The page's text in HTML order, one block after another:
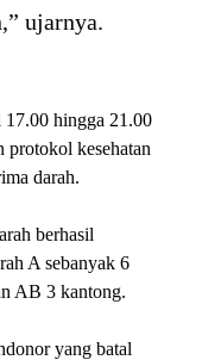
ujarnya.
hingga 21.00
protokol kesehatan
darah.
berhasil
A sebanyak 6
AB 3 kantong.
yang batal